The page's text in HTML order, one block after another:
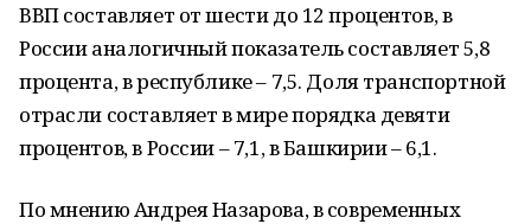
ВВП составляет от шести до 12 процентов, в
России аналогичный показатель составляет 5,8
процента, в республике – 7,5. Доля транспортной
отрасли составляет в мире порядка девяти
процентов, в России – 7,1, в Башкирии – 6,1.
По мнению Андрея Назарова, в современных